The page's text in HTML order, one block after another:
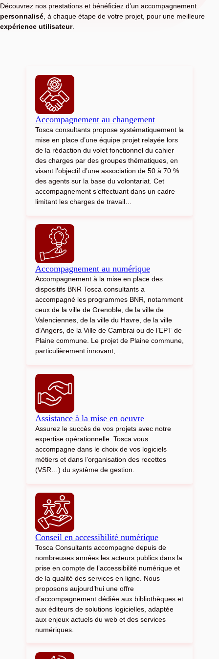
Découvrez nos prestations et bénéficiez d’un accompagnement
personnalisé , à chaque étape de votre projet, pour une meilleure
expérience utilisateur.
Accompagnement au changement
Tosca consultants propose systématiquement la
mise en place d’une équipe projet relayée lors
de la rédaction du volet fonctionnel du cahier
des charges par des groupes thématiques, en
visant l’objectif d’une association de 50 à 70 %
des agents sur la base du volontariat. Cet
accompagnement s’effectuant dans un cadre
limitant les charges de travail…
Accompagnement au numérique
Accompagnement à la mise en place des
dispositifs BNR Tosca consultants a
accompagné les programmes BNR, notamment
ceux de la ville de Grenoble, de la ville de
Valenciennes, de la ville du Havre, de la ville
d’Angers, de la Ville de Cambrai ou de l’EPT de
Plaine commune. Le projet de Plaine commune,
particulièrement innovant,…
Assistance à la mise en oeuvre
Assurez le succès de vos projets avec notre
expertise opérationnelle. Tosca vous
accompagne dans le choix de vos logiciels
métiers et dans l’organisation des recettes
(VSR…) du système de gestion.
Conseil en accessibilité numérique
Tosca Consultants accompagne depuis de
nombreuses années les acteurs publics dans la
prise en compte de l’accessibilité numérique et
de la qualité des services en ligne. Nous
proposons aujourd’hui une offre
d’accompagnement dédiée aux bibliothèques et
aux éditeurs de solutions logicielles, adaptée
aux enjeux actuels du web et des services
numériques.